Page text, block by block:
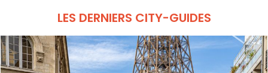
LES DERNIERS CITY-GUIDES